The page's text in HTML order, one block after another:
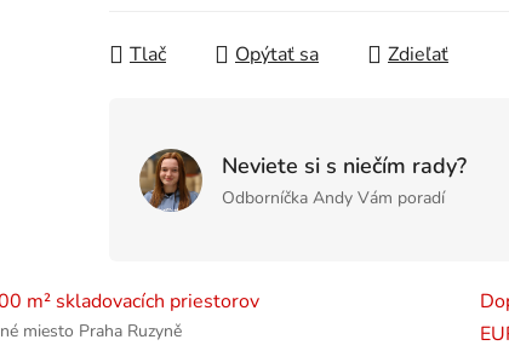
Tlač Opýtať sa Zdieľať
Neviete si s niečím rady?
Odborníčka Andy Vám poradí
m² skladovacích priestorov
miesto Praha Ruzyně